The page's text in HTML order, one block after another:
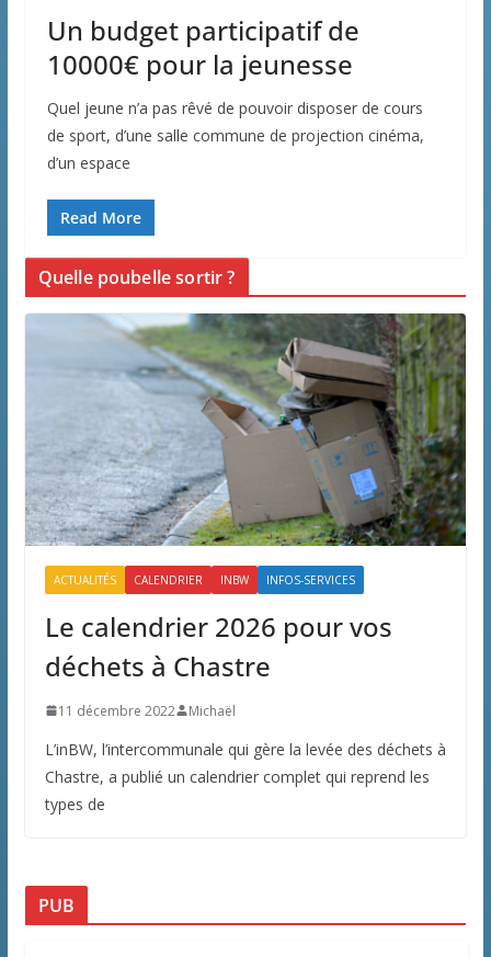
Un budget participatif de
10000€ pour la jeunesse
Quel jeune n’a pas rêvé de pouvoir disposer de cours
de sport, d’une salle commune de projection cinéma,
d’un espace
Read More
Quelle poubelle sortir ?
ACTUALITÉS CALENDRIER INBW INFOS-SERVICES
Le calendrier 2026 pour vos
déchets à Chastre
11 décembre 2022 Michaël
L’inBW, l’intercommunale qui gère la levée des déchets à
Chastre, a publié un calendrier complet qui reprend les
types de
PUB